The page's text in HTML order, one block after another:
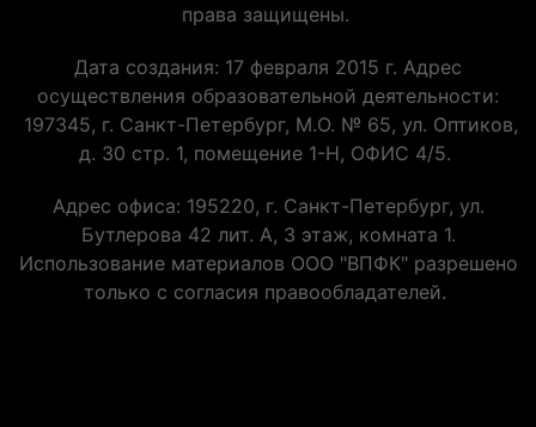
права защищены.
Дата создания: 17 февраля 2015 г. Адрес
осуществления образовательной деятельности:
197345, г. Санкт-Петербург, М.О. № 65, ул. Оптиков,
д. 30 стр. 1, помещение 1-Н, ОФИС 4/5.
Адрес офиса: 195220, г. Санкт-Петербург, ул.
Бутлерова 42 лит. А, 3 этаж, комната 1.
Использование материалов ООО "ВПФК" разрешено
только с согласия правообладателей.